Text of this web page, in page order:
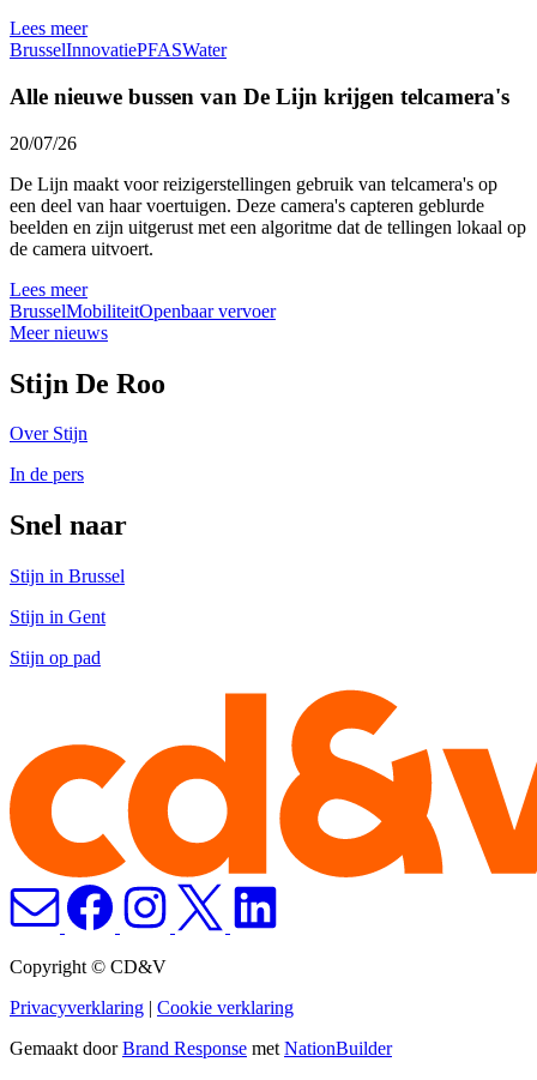
Lees meer
BrusselInnovatiePFASWater
Alle nieuwe bussen van De Lijn krijgen telcamera's
20/07/26
De Lijn maakt voor reizigerstellingen gebruik van telcamera's op
een deel van haar voertuigen. Deze camera's capteren geblurde
beelden en zijn uitgerust met een algoritme dat de tellingen lokaal op
de camera uitvoert.
Lees meer
BrusselMobiliteitOpenbaar vervoer
Meer nieuws
Stijn De Roo
Over Stijn
In de pers
Snel naar
Stijn in Brussel
Stijn in Gent
Stijn op pad
Copyright © CD&V
Privacyverklaring | Cookie verklaring
Gemaakt doorBrand Response met NationBuilder